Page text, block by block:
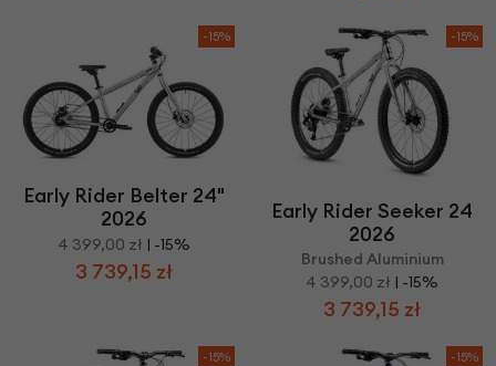
-15%
Early Rider Belter 24"
2026
4 399,00 zł | -15%
3 739,15 zł
-15%
Early Rider Seeker 24
2026
Brushed Aluminium
4 399,00 zł | -15%
3 739,15 zł
-15% -15%